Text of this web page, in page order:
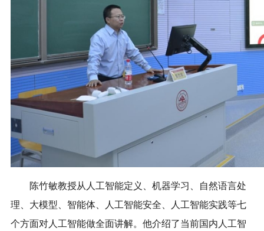
陈竹敏教授从人工智能定义、机器学习、自然语言处
理、大模型、智能体、人工智能安全、人工智能实践等七
个方面对人工智能做全面讲解。他介绍了当前国内人工智